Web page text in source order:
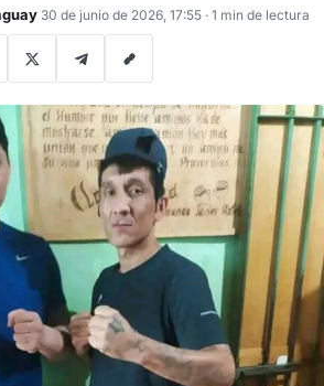
30 de junio de 2026, 17:55 · 1 min de lectura